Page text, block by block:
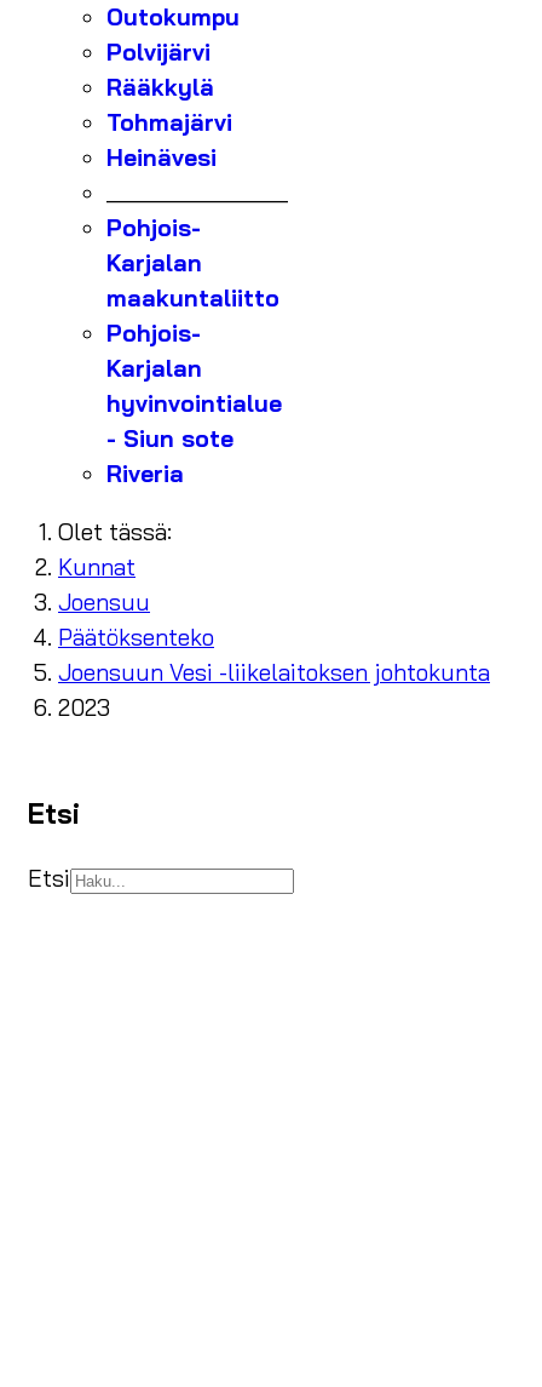
Outokumpu
Polvijärvi
Rääkkylä
Tohmajärvi
Heinävesi
Pohjois-
Karjalan
maakuntaliitto
Pohjois-
Karjalan
hyvinvointialue
- Siun sote
Riveria
Olet tässä:
Kunnat
Joensuu
Päätöksenteko
Joensuun Vesi -liikelaitoksen johtokunta
2023
Etsi
Etsi